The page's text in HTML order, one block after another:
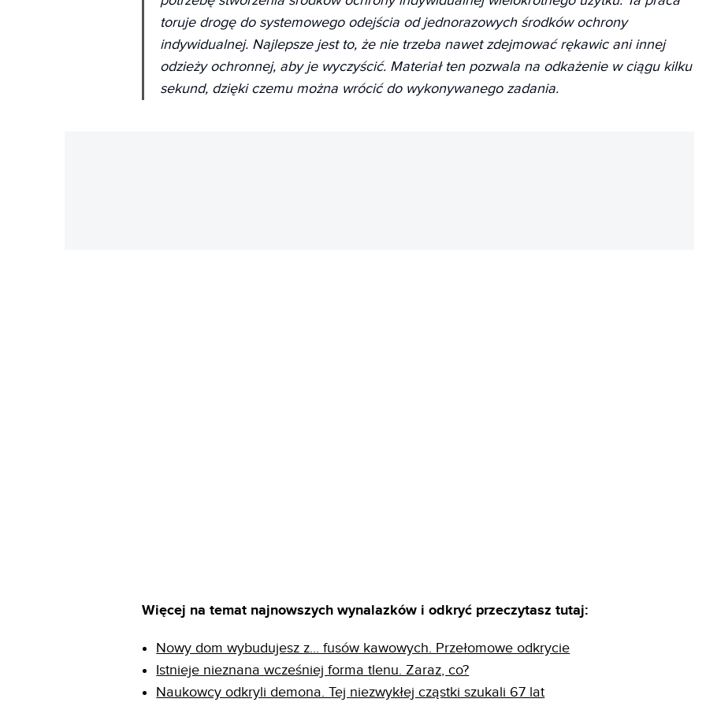
toruje drogę do systemowego odejścia od jednorazowych środków ochrony
indywidualnej. Najlepsze jest to, że nie trzeba nawet zdejmować rękawic ani innej
odzieży ochronnej, aby je wyczyścić. Materiał ten pozwala na odkażenie w ciągu kilku
sekund, dzięki czemu można wrócić do wykonywanego zadania.
Więcej na temat najnowszych wynalazków i odkryć przeczytasz tutaj:
Nowy dom wybudujesz z... fusów kawowych. Przełomowe odkrycie
Istnieje nieznana wcześniej forma tlenu. Zaraz, co?
Naukowcy odkryli demona. Tej niezwykłej cząstki szukali 67 lat